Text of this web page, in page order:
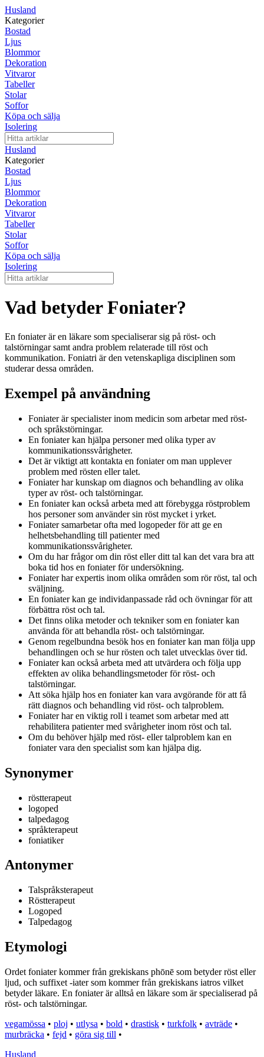
Husland
Kategorier
Bostad
Ljus
Blommor
Dekoration
Vitvaror
Tabeller
Stolar
Soffor
Köpa och sälja
Isolering
Husland
Kategorier
Bostad
Ljus
Blommor
Dekoration
Vitvaror
Tabeller
Stolar
Soffor
Köpa och sälja
Isolering
Vad betyder Foniater?
En foniater är en läkare som specialiserar sig på röst- och
talstörningar samt andra problem relaterade till röst och
kommunikation. Foniatri är den vetenskapliga disciplinen som
studerar dessa områden.
Exempel på användning
Foniater är specialister inom medicin som arbetar med röst-
och språkstörningar.
En foniater kan hjälpa personer med olika typer av
kommunikationssvårigheter.
Det är viktigt att kontakta en foniater om man upplever
problem med rösten eller talet.
Foniater har kunskap om diagnos och behandling av olika
typer av röst- och talstörningar.
En foniater kan också arbeta med att förebygga röstproblem
hos personer som använder sin röst mycket i yrket.
Foniater samarbetar ofta med logopeder för att ge en
helhetsbehandling till patienter med
kommunikationssvårigheter.
Om du har frågor om din röst eller ditt tal kan det vara bra att
boka tid hos en foniater för undersökning.
Foniater har expertis inom olika områden som rör röst, tal och
sväljning.
En foniater kan ge individanpassade råd och övningar för att
förbättra röst och tal.
Det finns olika metoder och tekniker som en foniater kan
använda för att behandla röst- och talstörningar.
Genom regelbundna besök hos en foniater kan man följa upp
behandlingen och se hur rösten och talet utvecklas över tid.
Foniater kan också arbeta med att utvärdera och följa upp
effekten av olika behandlingsmetoder för röst- och
talstörningar.
Att söka hjälp hos en foniater kan vara avgörande för att få
rätt diagnos och behandling vid röst- och talproblem.
Foniater har en viktig roll i teamet som arbetar med att
rehabilitera patienter med svårigheter inom röst och tal.
Om du behöver hjälp med röst- eller talproblem kan en
foniater vara den specialist som kan hjälpa dig.
Synonymer
röstterapeut
logoped
talpedagog
språkterapeut
foniatiker
Antonymer
Talspråksterapeut
Röstterapeut
Logoped
Talpedagog
Etymologi
Ordet foniater kommer från grekiskans phōnē som betyder röst eller
ljud, och suffixet -iater som kommer från grekiskans iatros vilket
betyder läkare. En foniater är alltså en läkare som är specialiserad på
röst- och talstörningar.
vegamössa • ploj • utlysa • bold • drastisk • turkfolk • avträde •
murbräcka • fejd • göra sig till •
Husland